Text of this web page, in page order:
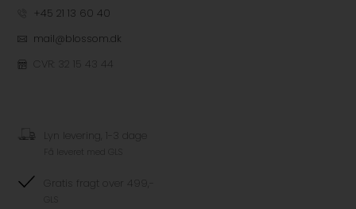
+45 21 13 60 40
mail@blossom.dk
CVR: 32 15 43 44
Lyn levering, 1-3 dage
Få leveret med GLS
Gratis fragt over 499,-